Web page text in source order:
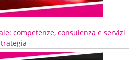
competenze, consulenza e servizi